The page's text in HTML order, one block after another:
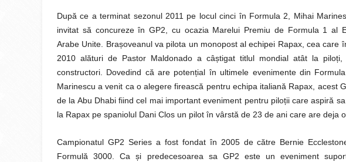
După ce a terminat sezonul 2011 pe locul cinci în Formula 2, Mihai
invitat să concureze în GP2, cu ocazia Marelui Premiu de Formula 1 al
Arabe Unite. Brașoveanul va pilota un monopost al echipei Rapax, cea care
2010 alături de Pastor Maldonado a câștigat titlul mondial atât la piloți,
constructori. Dovedind că are potențial în ultimele evenimente din
Marinescu a venit ca o alegere firească pentru echipa italiană Rapax, acest
de la Abu Dhabi fiind cel mai important eveniment pentru piloții care aspiră
la Rapax pe spaniolul Dani Clos un pilot în vârstă de 23 de ani care are deja
Campionatul GP2 Series a fost fondat în 2005 de către Bernie
Formulă 3000. Cași predecesoarea sa GP2 este un eveniment